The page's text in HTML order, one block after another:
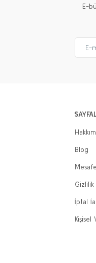
E-
Blog
İptal
Kişisel